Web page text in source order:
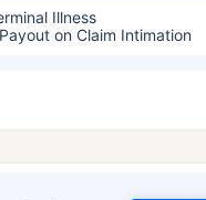
Illness
on Claim Intimation